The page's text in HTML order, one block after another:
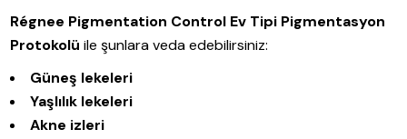
Régnee Pigmentation Control Ev Tipi Pigmentasyon
Protokolü ile şunlara veda edebilirsiniz:
Güneş lekeleri
Yaşlılık lekeleri
Akne izleri